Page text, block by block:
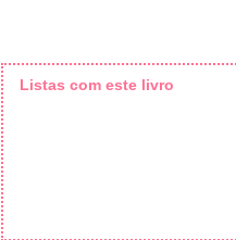
Listas com este livro